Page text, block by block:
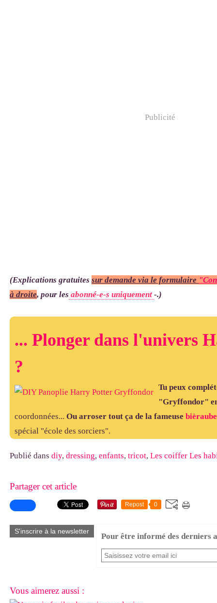
Publicité
(Explications gratuites sur demande via le formulaire
à droite, pour les abonné-e-s uniquement -.)
... Plonger dans l'univers
?
Tu peux
"Gryffondor"
coordonnées... Ou arroser tout ça de la fameuse
spécial "école des sorciers".
Publié dans diy, dressing, enfants, tricot, Les coiffer Les
Partager cet article
Repost 0
S'inscrire à la newsletter
Pour être informé des derniers
Vous aimerez aussi :